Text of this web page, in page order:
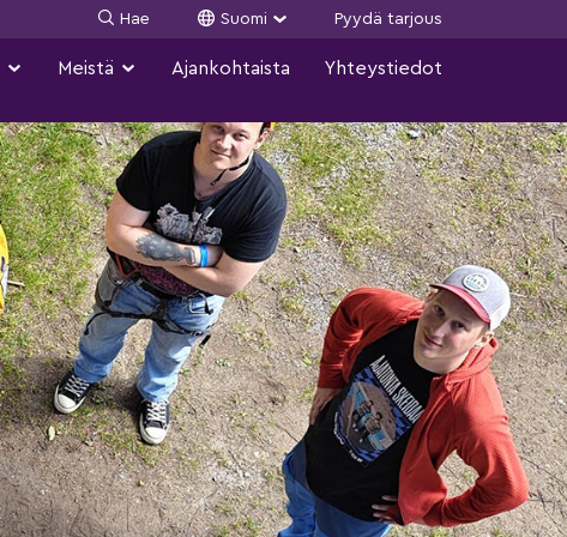
Hae Suomi Pyydä tarjous
Meistä Ajankohtaista Yhteystiedot